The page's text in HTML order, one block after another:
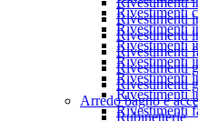
Rivestimenti
Rivestimenti
Rivestimenti
Rivestimenti
Rivestimenti
Rivestimenti
Rivestimenti
Rivestimenti
Rivestimenti
Rivestimenti
Rivestimenti
Rivestimenti
Arredo bagno e
Rubinetterie